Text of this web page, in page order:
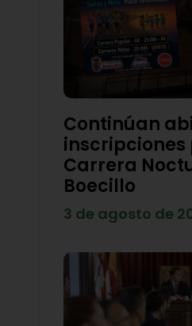
Continúan
inscripciones
Carrera
Boecillo
3 de agosto de